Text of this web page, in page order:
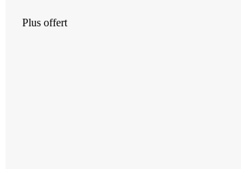
Plus offert